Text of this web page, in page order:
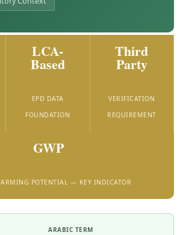
LCA-
Based
EPD DATA
FOUNDATION
Third
Party
VERIFICATION
REQUIREMENT
GWP
POTENTIAL — KEY INDICATOR
ARABIC TERM